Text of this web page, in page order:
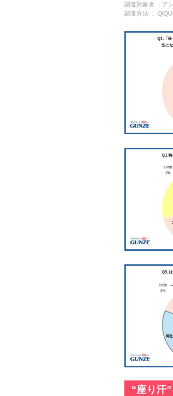
調査対象者 ：ア
調査方法 ：
“座り汗